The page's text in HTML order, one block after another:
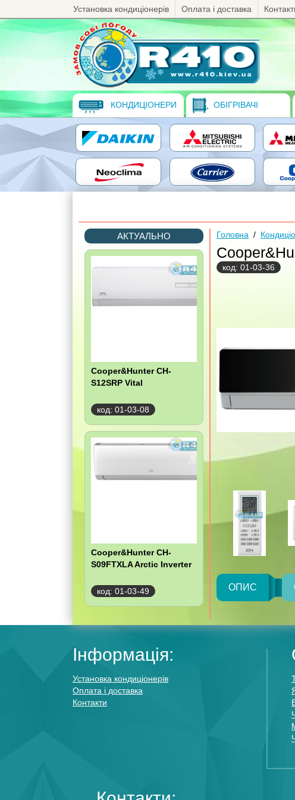
Установка кондиціонерів Оплата і доставка
КОНДИЦІОНЕРИ ОБІГРІВАЧІ
АКТУАЛЬНО
Cooper&Hunter CH-
S12SRP Vital
код: 01-03-08
Cooper&Hunter CH-
S09FTXLA Arctic Inverter
код: 01-03-49
Головна /
код: 01-03-36
ОПИС
Інформація:
Установка кондиціонерів
Оплата і доставка
Контакти